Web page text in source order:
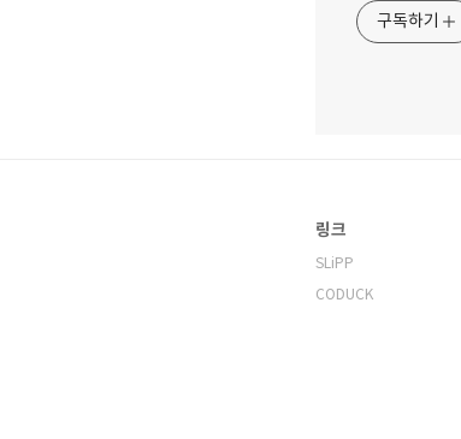
구독하기
링크
SLiPP
CODUCK